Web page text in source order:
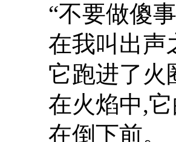
“不要做傻
在我叫出声
它跑进了火
在火焰中,
在倒下前。